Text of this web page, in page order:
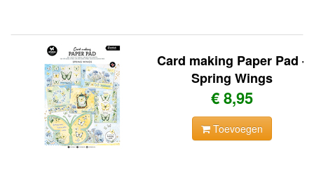
Card making Paper Pad -
Spring Wings
€ 8,95
Toevoegen